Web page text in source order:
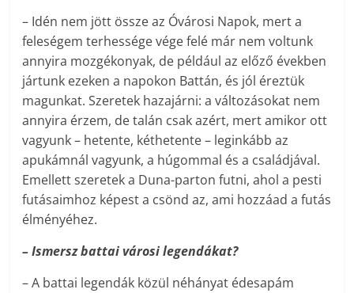
– Idén nem jött össze az Óvárosi Napok, mert a
feleségem terhessége vége felé már nem voltunk
annyira mozgékonyak, de például az előző években
jártunk ezeken a napokon Battán, és jól éreztük
magunkat. Szeretek hazajárni: a változásokat nem
annyira érzem, de talán csak azért, mert amikor ott
vagyunk – hetente, kéthetente – leginkább az
apukámnál vagyunk, a húgommal és a családjával.
Emellett szeretek a Duna-parton futni, ahol a pesti
futásaimhoz képest a csönd az, ami hozzáad a futás
élményéhez.
– Ismersz battai városi legendákat?
– A battai legendák közül néhányat édesapám